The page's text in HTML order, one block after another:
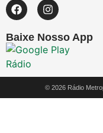
Baixe Nosso App
© 2026 Rádio